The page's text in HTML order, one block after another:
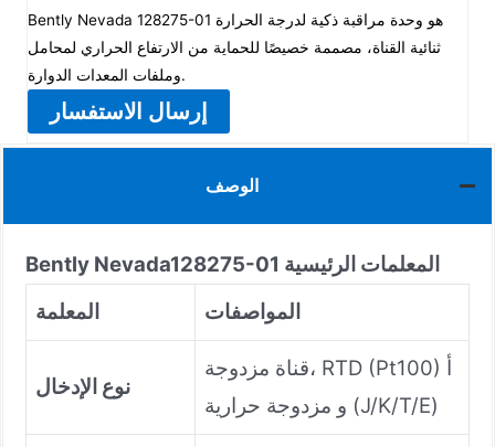
Bently Nevada 128275-01 هو وحدة مراقبة ذكية لدرجة الحرارة
ثنائية القناة، مصممة خصيصًا للحماية من الارتفاع الحراري لمحامل
وملفات المعدات الدوارة.
إرسال الاستفسار
الوصف
Bently Nevada128275-01 المعلمات الرئيسية
المعلمة
المواصفات
نوع الإدخال
قناة مزدوجة، RTD (Pt100) أ
و مزدوجة حرارية (J/K/T/E)